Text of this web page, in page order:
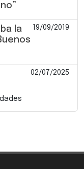
la
19/09/2019
02/07/2025